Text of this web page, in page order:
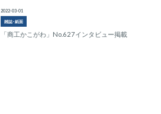
雑誌･紙面
2022-03-01
「商工かこがわ」No.627インタビュー掲載